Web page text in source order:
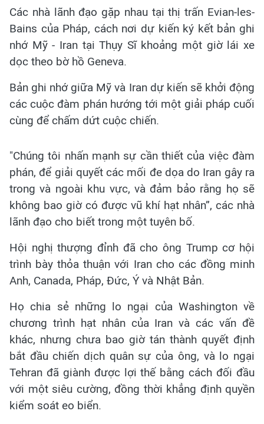
Các nhà lãnh đạo gặp nhau tại thị trấn Evian-les-
Bains của Pháp, cách nơi dự kiến ký kết bản ghi
nhớ Mỹ - Iran tại Thụy Sĩ khoảng một giờ lái xe
dọc theo bờ hồ Geneva.
Bản ghi nhớ giữa Mỹ và Iran dự kiến sẽ khởi động
các cuộc đàm phán hướng tới một giải pháp cuối
cùng để chấm dứt cuộc chiến.
"Chúng tôi nhấn mạnh sự cần thiết của việc đàm
phán, để giải quyết các mối đe dọa do Iran gây ra
trong và ngoài khu vực, và đảm bảo rằng họ sẽ
không bao giờ có được vũ khí hạt nhân”, các nhà
lãnh đạo cho biết trong một tuyên bố.
Hội nghị thượng đỉnh đã cho ông Trump cơ hội
trình bày thỏa thuận với Iran cho các đồng minh
Anh, Canada, Pháp, Đức, Ý và Nhật Bản.
Họ chia sẻ những lo ngại của Washington về
chương trình hạt nhân của Iran và các vấn đề
khác, nhưng chưa bao giờ tán thành quyết định
bắt đầu chiến dịch quân sự của ông, và lo ngại
Tehran đã giành được lợi thế bằng cách đối đầu
với một siêu cường, đồng thời khẳng định quyền
kiểm soát eo biển.